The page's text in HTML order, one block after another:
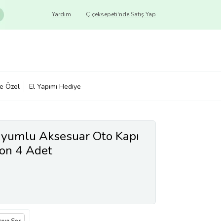
Çiçeksepeti'nde Satış Yap
Yardım
Özel El Yapımı Hediye
Aksesuar Oto Kapı
4 Adet